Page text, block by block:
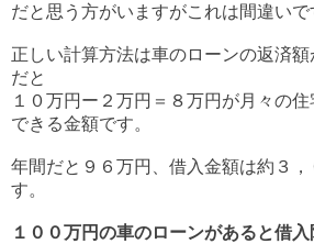
だと思う方がいますがこれは間違いで
正しい計算方法は車のローンの返済
だと
１０万円ー２万円＝８万円が月々の
できる金額です。
年間だと９６万円、借入金額は約３，
す。
１００万円の車のローンがあると借